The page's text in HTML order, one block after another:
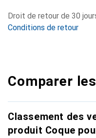
Droit de retour de 30
Conditions de retour
Comparer
Classement des
produit Coque